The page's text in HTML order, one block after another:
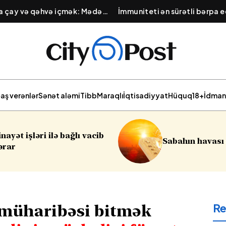
çay və qəhvə içmək: Mədə
pozan vərdiş
İmmuniteti ən sürətli bərpa
Qışa hazırlıq üçün təbii
verənlərSənət aləmiTibbMaraqlıİqtisadiyyatHüquq18+İdman
Sabahın havası açıqlanıb
bitmək